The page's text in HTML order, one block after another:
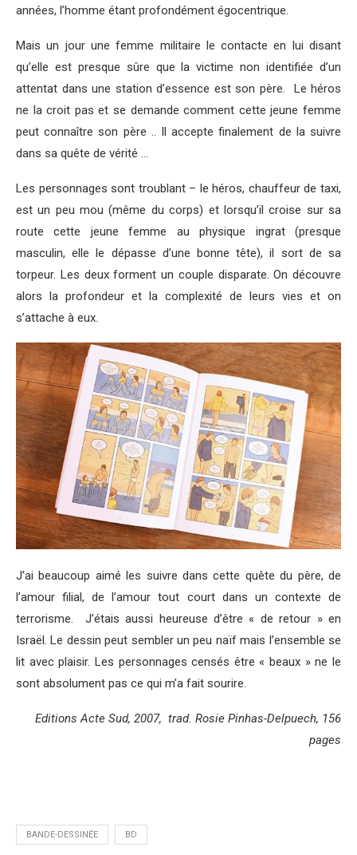
années, l’homme étant profondément égocentrique.
Mais un jour une femme militaire le contacte en lui disant
qu’elle est presque sûre que la victime non identifiée d’un
attentat dans une station d’essence est son père. Le héros
ne la croit pas et se demande comment cette jeune femme
peut connaître son père .. Il accepte finalement de la suivre
dans sa quête de vérité …
Les personnages sont troublant – le héros, chauffeur de taxi,
est un peu mou (même du corps) et lorsqu’il croise sur sa
route cette jeune femme au physique ingrat (presque
masculin, elle le dépasse d’une bonne tête), il sort de sa
torpeur. Les deux forment un couple disparate. On découvre
alors la profondeur et la complexité de leurs vies et on
s’attache à eux.
J’ai beaucoup aimé les suivre dans cette quête du père, de
l’amour filial, de l’amour tout court dans un contexte de
terrorisme. J’étais aussi heureuse d’être « de retour » en
Israël. Le dessin peut sembler un peu naïf mais l’ensemble se
lit avec plaisir. Les personnages censés être « beaux » ne le
sont absolument pas ce qui m’a fait sourire.
Editions Acte Sud, 2007, trad. Rosie Pinhas-Delpuech, 156
pages
BANDE-DESSINÉE BD